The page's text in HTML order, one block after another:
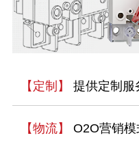
【定制】 提供定制服
【物流】 O2O营销